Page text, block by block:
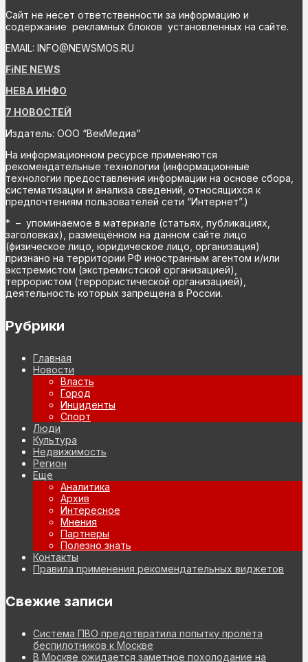
Сайт не несет ответственности за информацию и
содержание рекламных блоков установленных на сайте.
EMAIL: INFO@NEWSMOS.RU
FiNE NEWS
НЕВА ИНФО
7 НОВОСТЕЙ
Издатель: ООО “ВекМедиа”
На информационном ресурсе применяются
рекомендательные технологии (информационные
технологии предоставления информации на основе сбора,
систематизации и анализа сведений, относящихся к
предпочтениям пользователей сети “Интернет”.)
* – упоминаемое в материале (статьях, публикациях,
заголовках), размещённом на данном сайте лицо
(физическое лицо, юридическое лицо, организация)
признано на территории РФ иностранным агентом и/или
экстремистом (экстремистской организацией),
террористом (террористической организацией),
деятельность которых запрещена в России.
Рубрики
Главная
Новости
Власть
Город
Инциденты
Спорт
Люди
Культура
Недвижимость
Регион
Еще
Аналитика
Архив
Интересное
Мнения
Партнеры
Полезно знать
Контакты
Правила применения рекомендательных виджетов
Свежие записи
Система ПВО предотвратила попытку пролёта
беспилотников к Москве
В Москве ожидается заметное похолодание на